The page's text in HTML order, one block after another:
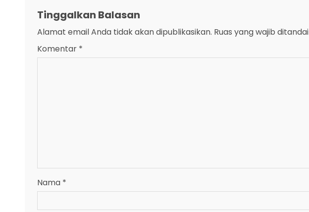
Tinggalkan Balasan
Alamat email Anda tidak akan dipublikasikan. Ruas yang wajib ditandai
Komentar *
Nama *